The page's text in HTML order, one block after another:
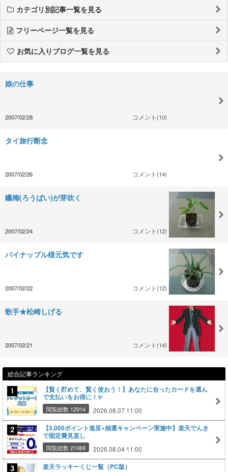
カテゴリ別記事一覧を見る
フリーページ一覧を見る
お気に入りブログ一覧を見る
娘の仕事
2007/02/28 コメント(10)
タイ旅行断念
2007/02/26 コメント(14)
鑞梅(ろうばい)が芽吹く
2007/02/24 コメント(12)
パイナップル様元気です
2007/02/22 コメント(12)
歌手★松崎しげる
2007/02/21 コメント(14)
総合記事ランキング
【賢く貯めて、賢く使おう！】あなたに合ったカードを選ん
で支払いをお得に！✨
閲覧総数 12914 2026.08.07 11:00
【3,000ポイント進呈×抽選キャンペーン実施中】楽天でんき
で固定費見直し
閲覧総数 21069 2026.08.04 11:00
楽天ラッキーくじ一覧（PC版）